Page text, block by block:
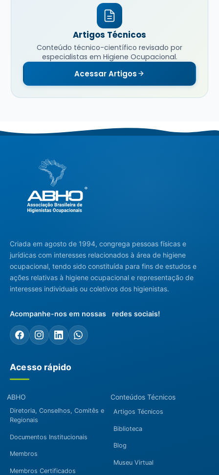
Artigos Técnicos
Conteúdo técnico-científico revisado por
especialistas em Higiene Ocupacional.
Acessar Artigos
Criada em agosto de 1994, congrega pessoas físicas e
jurídicas com interesses relacionados à área de higiene
ocupacional, tendo sido constituída para fins de estudos e
ações relativas à higiene ocupacional e representação de
interesses individuais ou coletivos dos higienistas.
Acompanhe-nos em nossas redes sociais!
Acesso rápido
ABHO
Diretoria, Conselhos, Comitês e
Regionais
Documentos Institucionais
Membros
Membros Certificados
Conteúdos Técnicos
Artigos Técnicos
Biblioteca
Blog
Museu Virtual